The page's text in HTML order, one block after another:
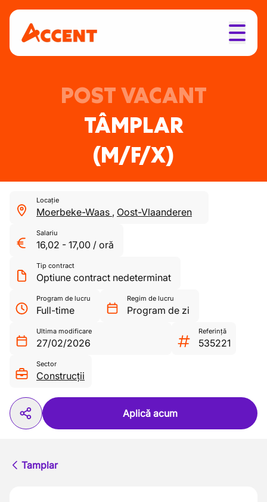
POST VACANT
TÂMPLAR
(M/F/X)
Locație
Moerbeke-Waas , Oost-Vlaanderen
Salariu
16,02 - 17,00 / oră
Tip contract
Optiune contract nedeterminat
Program de lucru
Full-time
Regim de lucru
Program de zi
Ultima modificare
27/02/2026
Referință
535221
Sector
Construcții
Aplică acum
Tamplar